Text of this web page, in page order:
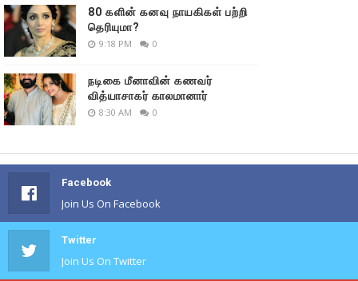
80 களின் கனவு நாயகிகள் பற்றி
தெரியுமா?
9:18 PM 0
நடிகை மீனாவின் கணவர்
வித்யாசாகர் காலமானார்
8:30 AM 0
Facebook
Join Us On Facebook
Twitter
Join Us On Twitter